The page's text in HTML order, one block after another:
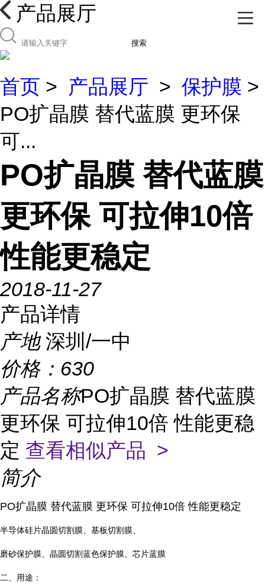
产品展厅
搜索
首页 > 产品展厅 > 保护膜 >
PO扩晶膜 替代蓝膜 更环保
可...
PO扩晶膜 替代蓝膜
更环保 可拉伸10倍
性能更稳定
2018-11-27
产品详情
产地 深圳/一中
价格： 630
产品名称PO扩晶膜 替代蓝膜
更环保 可拉伸10倍 性能更稳
定 查看相似产品 >
简介
PO扩晶膜 替代蓝膜 更环保 可拉伸10倍 性能更稳定
半导体硅片晶圆切割膜、基板切割膜、
磨砂保护膜、晶圆切割蓝色保护膜、芯片蓝膜
二、用途：